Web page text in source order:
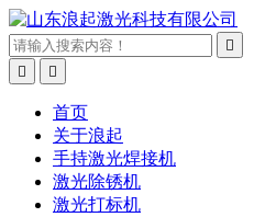



首页
关于浪起
手持激光焊接机
激光除锈机
激光打标机